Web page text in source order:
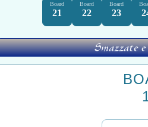
Board
21
Board
22
Board
23
Smazzate